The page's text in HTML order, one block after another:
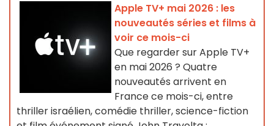
Apple TV+ mai 2026 : les
nouveautés séries et films à
voir ce mois-ci
Que regarder sur Apple TV+
en mai 2026 ? Quatre
nouveautés arrivent en
France ce mois-ci, entre
thriller israélien, comédie thriller, science-fiction